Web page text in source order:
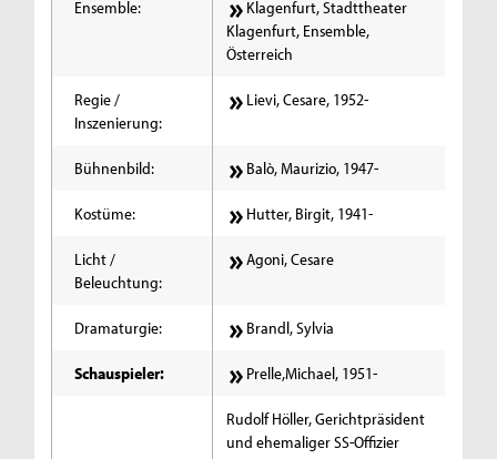
Ensemble:
Klagenfurt, Stadttheater
Klagenfurt, Ensemble,
Österreich
Regie /
Inszenierung:
Lievi, Cesare, 1952-
Bühnenbild: Balò, Maurizio, 1947-
Kostüme: Hutter, Birgit, 1941-
Licht /
Beleuchtung:
Agoni, Cesare
Dramaturgie: Brandl, Sylvia
Schauspieler: Prelle,Michael, 1951-
Rudolf Höller, Gerichtpräsident
und ehemaliger SS-Offizier